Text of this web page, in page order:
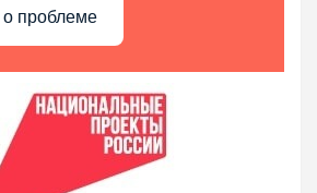
о проблеме